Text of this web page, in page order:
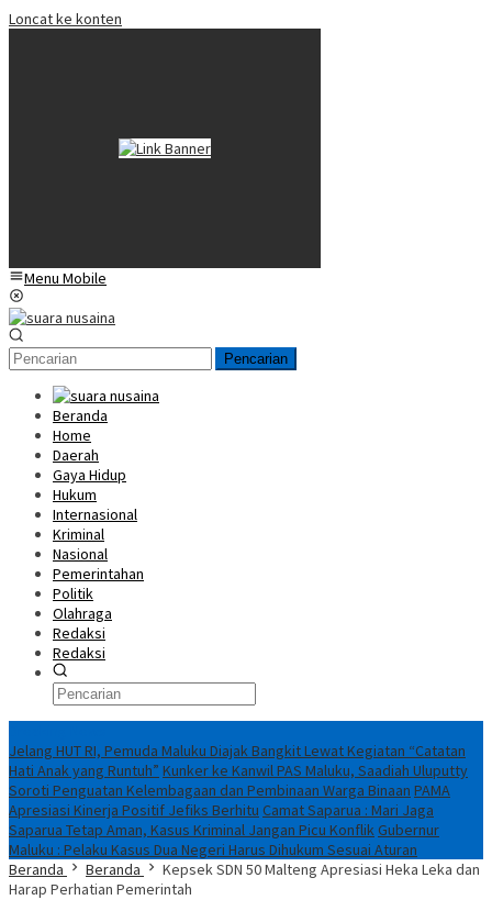
Loncat ke konten
Menu Mobile
Pencarian
Beranda
Home
Daerah
Gaya Hidup
Hukum
Internasional
Kriminal
Nasional
Pemerintahan
Politik
Olahraga
Redaksi
Redaksi
Jelang HUT RI, Pemuda Maluku Diajak Bangkit Lewat Kegiatan “Catatan
Hati Anak yang Runtuh” Kunker ke Kanwil PAS Maluku, Saadiah Uluputty
Soroti Penguatan Kelembagaan dan Pembinaan Warga Binaan PAMA
Apresiasi Kinerja Positif Jefiks Berhitu Camat Saparua : Mari Jaga
Saparua Tetap Aman, Kasus Kriminal Jangan Picu KonflikGubernur
Maluku : Pelaku Kasus Dua Negeri Harus Dihukum Sesuai Aturan
Beranda
Beranda
Kepsek SDN 50 Malteng Apresiasi Heka Leka dan
Harap Perhatian Pemerintah